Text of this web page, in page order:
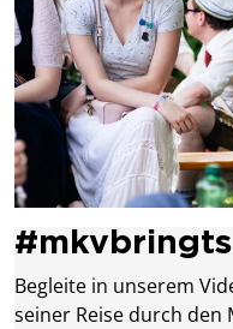
#mkvbringts
Begleite in unserem
seiner Reise durch den